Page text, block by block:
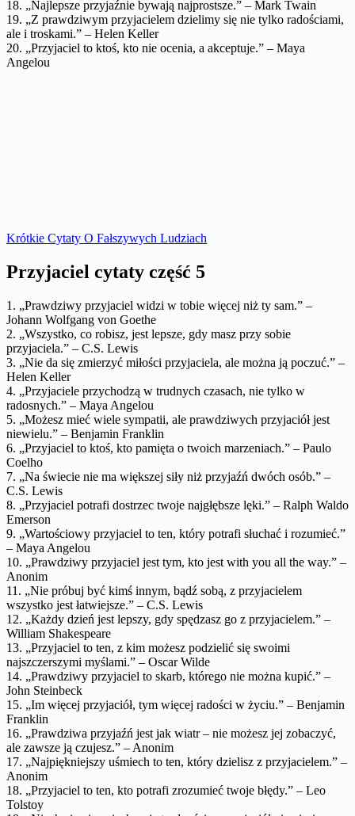
18. „Najlepsze przyjaźnie bywają najprostsze.” – Mark Twain
19. „Z prawdziwym przyjacielem dzielimy się nie tylko radościami,
ale i troskami.” – Helen Keller
20. „Przyjaciel to ktoś, kto nie ocenia, a akceptuje.” – Maya
Angelou
Krótkie Cytaty O Fałszywych Ludziach
Przyjaciel cytaty część 5
1. „Prawdziwy przyjaciel widzi w tobie więcej niż ty sam.” –
Johann Wolfgang von Goethe
2. „Wszystko, co robisz, jest lepsze, gdy masz przy sobie
przyjaciela.” – C.S. Lewis
3. „Nie da się zmierzyć miłości przyjaciela, ale można ją poczuć.” –
Helen Keller
4. „Przyjaciele przychodzą w trudnych czasach, nie tylko w
radosnych.” – Maya Angelou
5. „Możesz mieć wiele sympatii, ale prawdziwych przyjaciół jest
niewielu.” – Benjamin Franklin
6. „Przyjaciel to ktoś, kto pamięta o twoich marzeniach.” – Paulo
Coelho
7. „Na świecie nie ma większej siły niż przyjaźń dwóch osób.” –
C.S. Lewis
8. „Przyjaciel potrafi dostrzec twoje najgłębsze lęki.” – Ralph Waldo
Emerson
9. „Wartościowy przyjaciel to ten, który potrafi słuchać i rozumieć.”
– Maya Angelou
10. „Prawdziwy przyjaciel jest tym, kto jest with you all the way.” –
Anonim
11. „Nie próbuj być kimś innym, bądź sobą, z przyjacielem
wszystko jest łatwiejsze.” – C.S. Lewis
12. „Każdy dzień jest lepszy, gdy spędzasz go z przyjacielem.” –
William Shakespeare
13. „Przyjaciel to ten, z kim możesz podzielić się swoimi
najszczerszymi myślami.” – Oscar Wilde
14. „Prawdziwy przyjaciel to skarb, którego nie można kupić.” –
John Steinbeck
15. „Im więcej przyjaciół, tym więcej radości w życiu.” – Benjamin
Franklin
16. „Prawdziwa przyjaźń jest jak wiatr – nie możesz jej zobaczyć,
ale zawsze ją czujesz.” – Anonim
17. „Najpiękniejszy uśmiech to ten, który dzielisz z przyjacielem.” –
Anonim
18. „Przyjaciel to ten, kto potrafi zrozumieć twoje błędy.” – Leo
Tolstoy